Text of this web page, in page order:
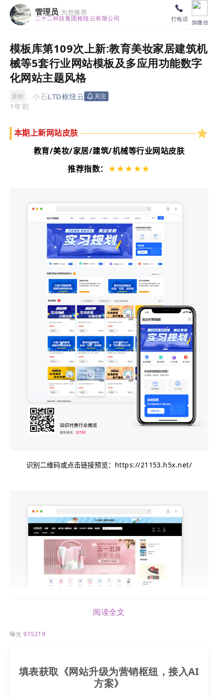
管理员 为您推荐
二十二科技集团枢纽云有限公司 打电话 加微信
模板库第109次上新:教育美妆家居建筑机
械等5套行业网站模板及多应用功能数字
化网站主题风格
原创 小石LTD枢纽云 关注
1年前
本期上新网站皮肤
教育/美妆/家居/建筑/机械等行业网站皮肤
推荐指数： ★★★★★
识别二维码或点击链接预览： https://21153.h5x.net/
阅读全文
曝光915219
填表获取《网站升级为营销枢纽，接入AI
方案》